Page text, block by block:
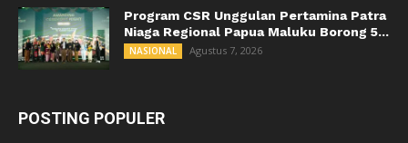
Program CSR Unggulan Pertamina Patra
Niaga Regional Papua Maluku Borong 5...
NASIONAL Agustus 7, 2026
POSTING POPULER